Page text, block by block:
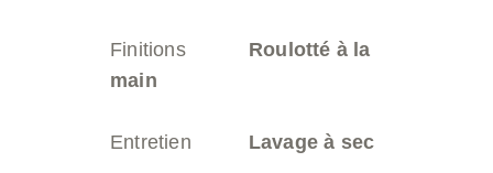
Finitions Roulotté à la
main
Entretien Lavage à sec